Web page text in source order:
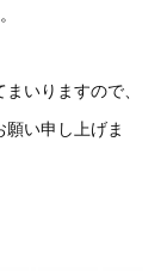
いりますので、
い申し上げま